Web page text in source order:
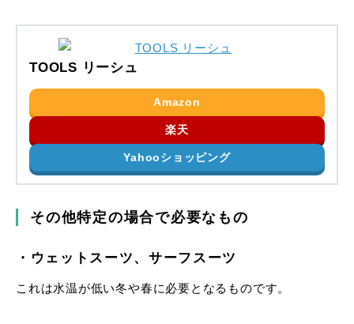
TOOLS リーシュ
Amazon
楽天
Yahooショッピング
その他特定の場合で必要なもの
・ウェットスーツ、サーフスーツ
これは水温が低い冬や春に必要となるものです。